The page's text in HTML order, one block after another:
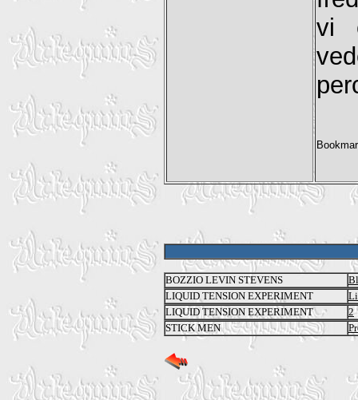
vi
BOZZIO LEVIN STEVENS
LIQUID TENSION EXPERIMENT
LIQUID TENSION EXPERIMENT
2
STICK MEN